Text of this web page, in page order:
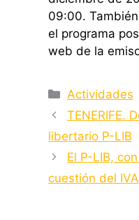
09:00.
el programa
web de la
Categorías
Actividades
TENERIFE.
libertario P-LIB
El P-LIB,
cuestión del IVA